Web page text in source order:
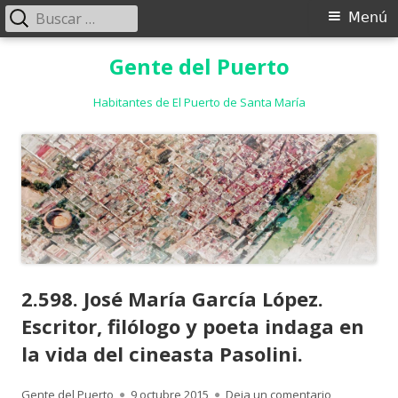
Gente del Puerto
Habitantes de El Puerto de Santa María
Menú
Menú
Buscar:
2.598. José María García López.
Escritor, filólogo y poeta indaga en
la vida del cineasta Pasolini.
Autor
Gente del Puerto Publicado
9 octubre 2015 Deja un comentario